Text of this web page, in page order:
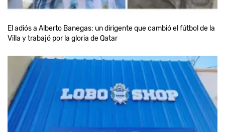
El adiós a Alberto Banegas: un dirigente que cambió el fútbol de la
Villa y trabajó por la gloria de Qatar